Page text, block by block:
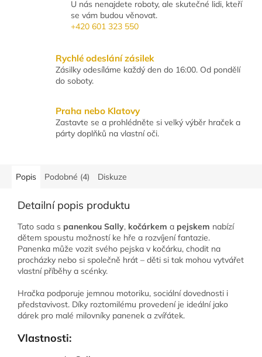
U nás nenajdete roboty, ale skutečné lidi, kteří
se vám budou věnovat.
+420 601 323 550
Rychlé odeslání zásilek
Zásilky odesíláme každý den do 16:00. Od pondělí
do soboty.
Praha nebo Klatovy
Zastavte se a prohlédněte si velký výběr hraček a
párty doplňků na vlastní oči.
Popis Podobné (4) Diskuze
Detailní popis produktu
Tato sada s panenkou Sally, kočárkem a pejskem nabízí
dětem spoustu možností ke hře a rozvíjení fantazie.
Panenka může vozit svého pejska v kočárku, chodit na
procházky nebo si společně hrát – děti si tak mohou vytvářet
vlastní příběhy a scénky.
Hračka podporuje jemnou motoriku, sociální dovednosti i
představivost. Díky roztomilému provedení je ideální jako
dárek pro malé milovníky panenek a zvířátek.
Vlastnosti: